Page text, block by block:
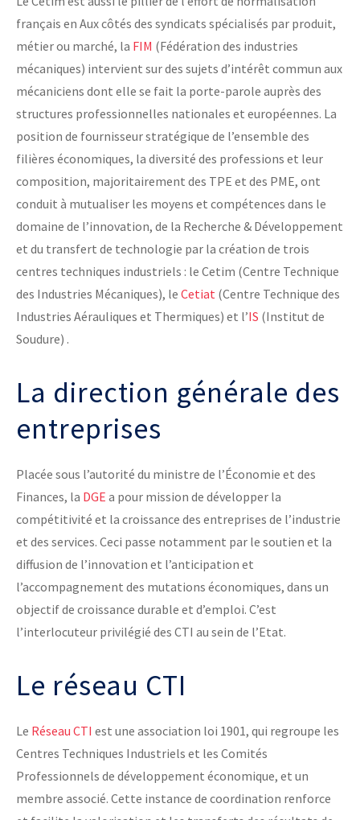
français en Aux côtés des syndicats spécialisés par produit,
métier ou marché, la FIM (Fédération des industries
mécaniques) intervient sur des sujets d’intérêt commun aux
mécaniciens dont elle se fait la porte-parole auprès des
structures professionnelles nationales et européennes. La
position de fournisseur stratégique de l’ensemble des
filières économiques, la diversité des professions et leur
composition, majoritairement des TPE et des PME, ont
conduit à mutualiser les moyens et compétences dans le
domaine de l’innovation, de la Recherche & Développement
et du transfert de technologie par la création de trois
centres techniques industriels : le Cetim (Centre Technique
des Industries Mécaniques), le Cetiat (Centre Technique des
Industries Aérauliques et Thermiques) et l’IS (Institut de
Soudure) .
La direction générale des
entreprises
Placée sous l’autorité du ministre de l’Économie et des
Finances, la DGE a pour mission de développer la
compétitivité et la croissance des entreprises de l’industrie
et des services. Ceci passe notamment par le soutien et la
diffusion de l’innovation et l’anticipation et
l’accompagnement des mutations économiques, dans un
objectif de croissance durable et d’emploi. C’est
l’interlocuteur privilégié des CTI au sein de l’Etat.
Le réseau CTI
Le Réseau CTI est une association loi 1901, qui regroupe les
Centres Techniques Industriels et les Comités
Professionnels de développement économique, et un
membre associé. Cette instance de coordination renforce